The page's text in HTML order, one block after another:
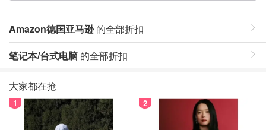
Amazon德国亚马逊的全部折扣
笔记本/台式电脑 的全部折扣
大家都在抢
1 2